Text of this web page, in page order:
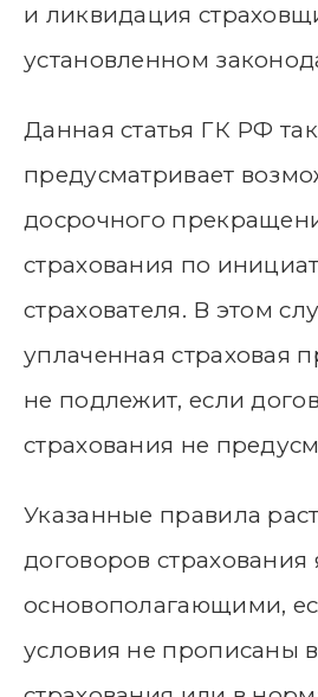
и ликвидация
установленном
Данная статья ГК РФ
предусматривает
досрочного
страхования по
страхователя. В этом
уплаченная страховая
не подлежит, если
страхования не
Указанные правила
договоров страхования
основополагающими,
условия не прописаны